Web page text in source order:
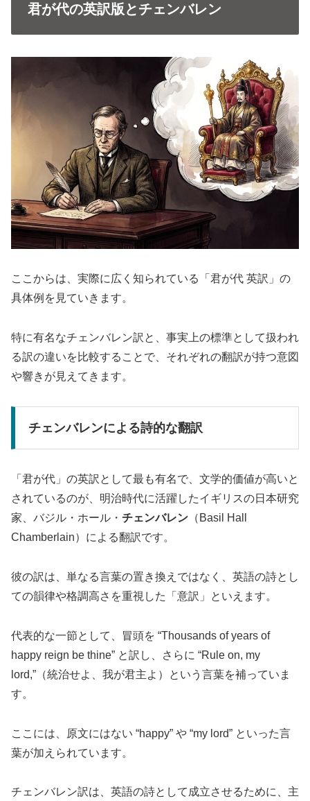
君が代の英訳版とチェンバレン
ここからは、実際に広く知られている「君が代 英訳」の
具体例を見ていきます。
特に有名なチェンバレン訳と、事実上の標準として扱われ
る訳の違いを比較することで、それぞれの翻訳が持つ意図
や響きが見えてきます。
チェンバレンによる詩的な翻訳
「君が代」の英訳として最も有名で、文学的価値が高いと
されているのが、明治時代に活躍したイギリスの日本研究
家、バジル・ホール・ チェンバレン （Basil Hall
Chamberlain）による翻訳です。
彼の訳は、単なる言葉の置き換えではなく、英語の詩とし
ての韻律や格調高さを重視した「意訳」といえます。
代表的な一節として、冒頭を “Thousands of years of
happy reign be thine” と訳し、さらに “Rule on, my
lord,”（統治せよ、我が君主よ）という言葉を補っていま
す。
ここには、原文にはない “happy” や “my lord” といった言
葉が加えられています。
チェンバレン訳は、英語の詩として成立させるために、主